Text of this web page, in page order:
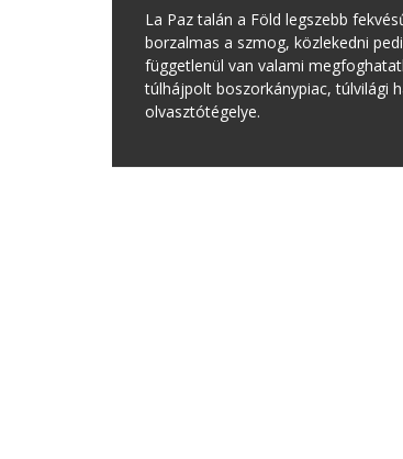
La Paz talán a Föld legszebb
borzalmas a szmog, közlekedni
függetlenül van valami
túlhájpolt boszorkánypiac, túlvilági
olvasztótégelye.